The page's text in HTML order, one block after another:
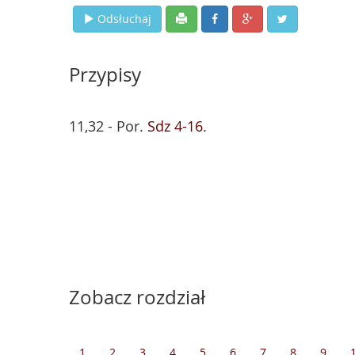
Odsłuchaj
Przypisy
11,32 - Por. Sdz 4-16.
Zobacz rozdział